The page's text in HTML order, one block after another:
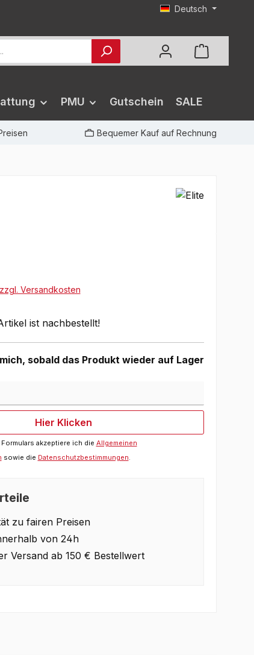
Deutsch
PMU Gutschein SALE
Bequemer Kauf auf Rechnung
Versandkosten
ist nachbestellt!
sobald das Produkt wieder auf Lager
Hier Klicken
akzeptiere ich die Allgemeinen
sowie die Datenschutzbestimmungen.
zu fairen Preisen
von 24h
Versand ab 150 € Bestellwert